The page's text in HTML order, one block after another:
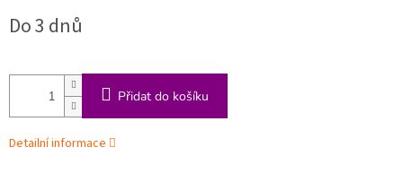
Do 3 dnů
Přidat do košíku
Detailní informace